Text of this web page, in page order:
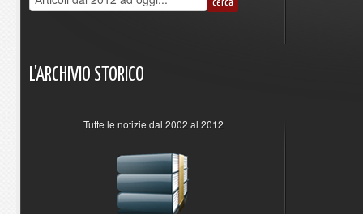
L'ARCHIVIO STORICO
Tutte le notizie dal 2002 al 2012